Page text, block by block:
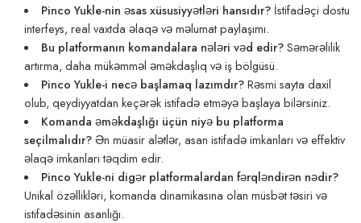
Pinco Yukle-nin əsas xüsusiyyətləri hansıdır?İstifadəçi dostu
interfeys, real vaxtda əlaqə və məlumat paylaşımı.
Bu platformanın komandalara nələri vəd edir?Səmərəlilik
artırma, daha mükəmməl əməkdaşlıq və iş bölgüsü.
Pinco Yukle-i necə başlamaq lazımdır?Rəsmi sayta daxil
olub, qeydiyyatdan keçərək istifadə etməyə başlaya bilərsiniz.
Komanda əməkdaşlığı üçün niyə bu platforma
seçilmalıdır?Ən müasir alətlər, asan istifadə imkanları və effektiv
əlaqə imkanları təqdim edir.
Pinco Yukle-ni digər platformalardan fərqləndirən nədir?
Unikal özəllikləri, komanda dinamikasına olan müsbət təsiri və
istifadəsinin asanlığı.